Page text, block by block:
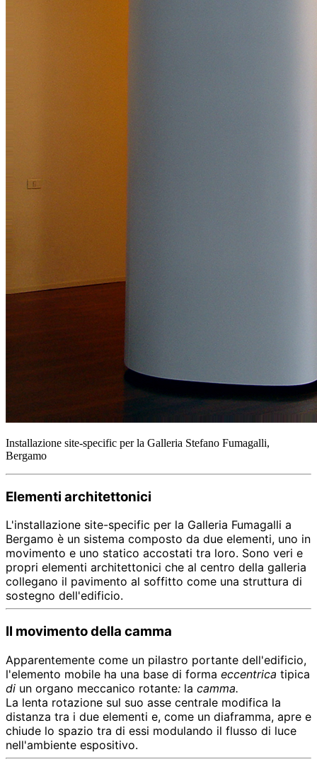
Installazione site-specific per la Galleria Stefano Fumagalli,
Bergamo
Elementi architettonici
L'installazione site-specific per la Galleria Fumagalli a
Bergamo è un sistema composto da due elementi, uno in
movimento e uno statico accostati tra loro. Sono veri e
propri elementi architettonici che al centro della galleria
collegano il pavimento al soffitto come una struttura di
sostegno dell'edificio.
Il movimento della camma
Apparentemente come un pilastro portante dell'edificio,
l'elemento mobile ha una base di forma eccentrica tipica
di un organo meccanico rotante: la camma.
La lenta rotazione sul suo asse centrale modifica la
distanza tra i due elementi e, come un diaframma, apre e
chiude lo spazio tra di essi modulando il flusso di luce
nell'ambiente espositivo.